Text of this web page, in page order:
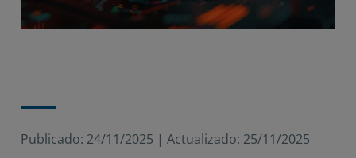
Publicado: 24/11/2025 | Actualizado: 25/11/2025